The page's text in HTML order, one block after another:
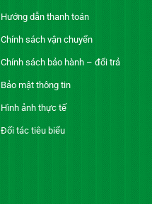
Hướng dẫn thanh toán
Chính sách vận chuyển
Chính sách bảo hành – đổi trả
Bảo mật thông tin
Hình ảnh thực tế
Đối tác tiêu biểu